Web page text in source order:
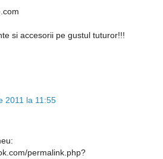
si accesorii pe gustul tuturor!!!
2011 la 11:55
permalink.php?